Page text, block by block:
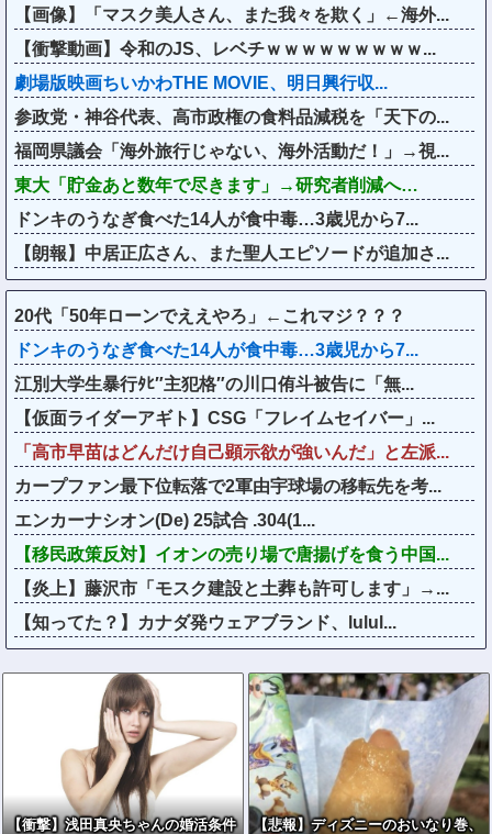
【画像】「マスク美人さん、また我々を欺く」←海外...
【衝撃動画】令和のJS、レベチｗｗｗｗｗｗｗｗｗ...
劇場版映画ちいかわTHE MOVIE、明日興行収...
参政党・神谷代表、高市政権の食料品減税を「天下の...
福岡県議会「海外旅行じゃない、海外活動だ！」→視...
東大「貯金あと数年で尽きます」→研究者削減へ…
ドンキのうなぎ食べた14人が食中毒…3歳児から7...
【朗報】中居正広さん、また聖人エピソードが追加さ...
20代「50年ローンでええやろ」←これマジ？？？
ドンキのうなぎ食べた14人が食中毒…3歳児から7...
江別大学生暴行ﾀﾋ″主犯格″の川口侑斗被告に「無...
【仮面ライダーアギト】CSG「フレイムセイバー」...
「高市早苗はどんだけ自己顕示欲が強いんだ」と左派...
カープファン最下位転落で2軍由宇球場の移転先を考...
エンカーナシオン(De) 25試合 .304(1...
【移民政策反対】イオンの売り場で唐揚げを食う中国...
【炎上】藤沢市「モスク建設と土葬も許可します」→...
【知ってた？】カナダ発ウェアブランド、lulul...
【衝撃】浅田真央ちゃんの婚活条件
【悲報】ディズニーのおいなり巻、